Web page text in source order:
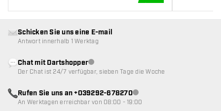
Schicken Sie uns eine E-mail
Antwort innerhalb 1 Werktag
Chat mit DartshopperKundenservice nicht verfügbar
Der Chat ist 24/7 verfügbar, sieben Tage die Woche
Rufen Sie uns an +039292-678270Kundenservice nicht
An Werktagen erreichbar von 08:00 - 19:00